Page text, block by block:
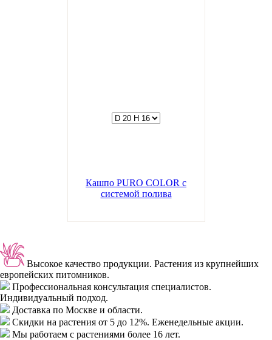
Кашпо PURO COLOR с
системой полива
Высокое качество продукции. Растения из крупнейших
европейских питомников.
Профессиональная консультация специалистов.
Индивидуальный подход.
Доставка по Москве и области.
Скидки на растения от 5 до 12%. Еженедельные акции.
Мы работаем с растениями более 16 лет.